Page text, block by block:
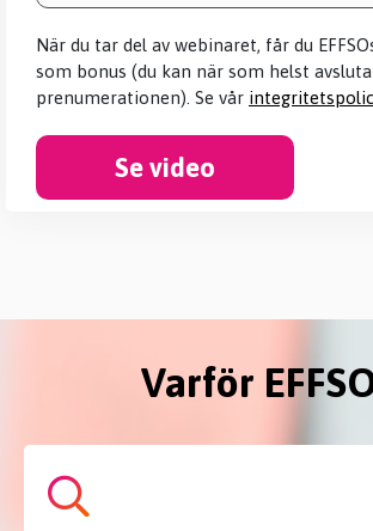
När du tar del av webinaret, får du
som bonus (du kan när som helst avsluta
prenumerationen). Se vår
Se video
Varför